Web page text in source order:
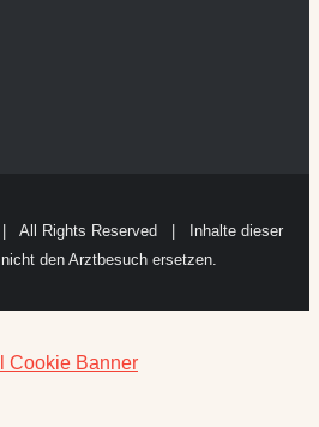
| All Rights Reserved | Inhalte dieser
den Arztbesuch ersetzen.
Cookie Banner